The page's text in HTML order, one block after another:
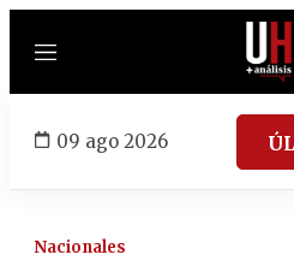
Menú
09 ago 2026
Nacionales